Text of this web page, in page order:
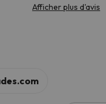
Afficher plus d'avis